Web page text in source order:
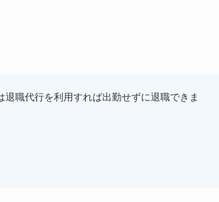
職代行を利用すれば出勤せずに退職できま